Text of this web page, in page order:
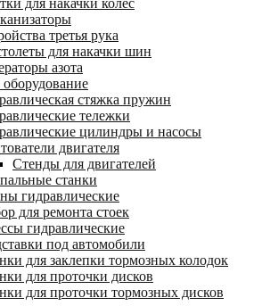
для накачки колес
третья рука
для накачки шин
азота
стяжка пружин
тележки
цилиндры и насосы
двигателя
Стенды для двигателей
станки
гидравлические
для ремонта стоек
гидравлические
под автомобили
для заклепки тормозных колодок
для проточки дисков
для проточки тормозных дисков